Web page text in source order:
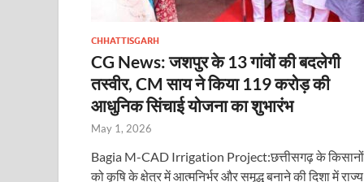
CHHATTISGARH
CG News: जशपुर के 13 गांवों की बदलेगी
तस्वीर, CM साय ने किया 119 करोड़ की
आधुनिक सिंचाई योजना का शुभारंभ
May 1, 2026
Bagia M-CAD Irrigation Project:छत्तीसगढ़ के किसानों
को कृषि के क्षेत्र में आत्मनिर्भर और समृद्ध बनाने की दिशा में राज्य